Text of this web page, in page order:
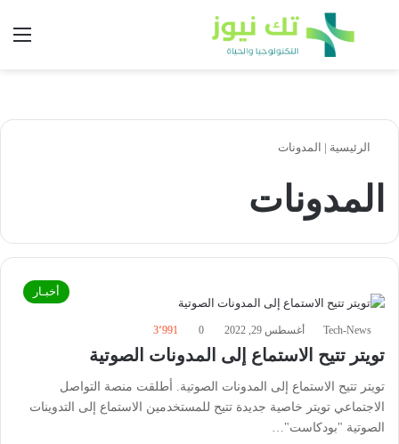
بحث عن
الرئيسية | المدونات
المدونات
أخبـار
Tech-News أغسطس 29, 2022 0 3٬991
تويتر تتيح الاستماع إلى المدونات الصوتية
تويتر تتيح الاستماع إلى المدونات الصوتية. أطلقت منصة التواصل
الاجتماعي تويتر خاصية جديدة تتيح للمستخدمين الاستماع إلى التدوينات
الصوتية "بودكاست"…